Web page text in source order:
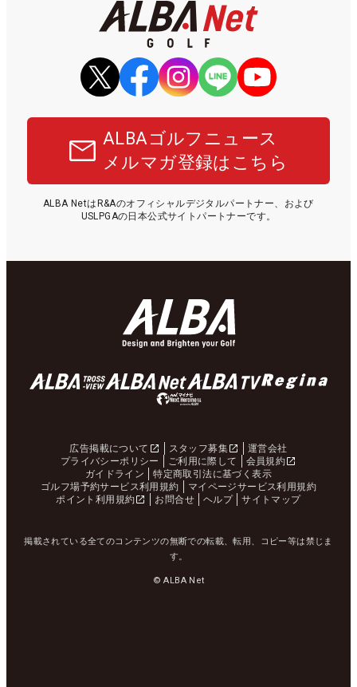
ALBAゴルフニュース
メルマガ登録はこちら
ALBA NetはR&Aのオフィシャルデジタルパートナー、および
USLPGAの日本公式サイトパートナーです。
広告掲載について スタッフ募集
運営会社
プライバシーポリシー
ご利用に際して
会員規約
ガイドライン
特定商取引法に基づく表示
ゴルフ場予約サービス利用規約
マイページサービス利用規約
ポイント利用規約
お問合せ ヘルプ サイトマップ
掲載されている全てのコンテンツの無断での転載、転用、コピー等は禁じま
す。
© ALBA Net